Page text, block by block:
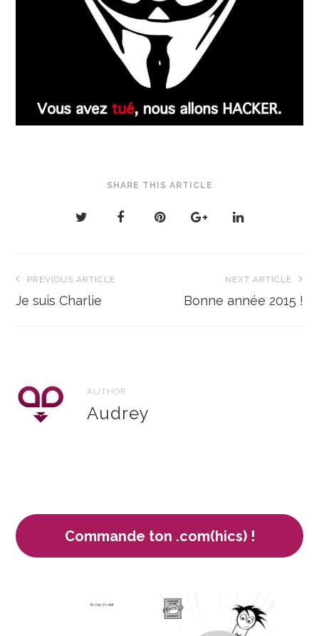
SHARE THIS ARTICLE
de
PREVIOUS ARTICLE
Je suis Charlie
NEXT ARTICLE
Bonne année 2015 !
AUTHOR
Audrey
Commande ton .com(hics) !